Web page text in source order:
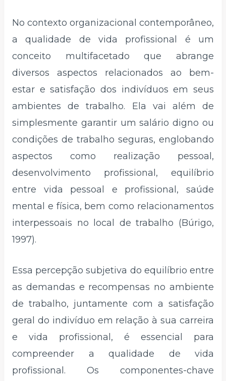
No contexto organizacional contemporâneo,
a qualidade de vida profissional é um
conceito multifacetado que abrange
diversos aspectos relacionados ao bem-
estar e satisfação dos indivíduos em seus
ambientes de trabalho. Ela vai além de
simplesmente garantir um salário digno ou
condições de trabalho seguras, englobando
aspectos como realização pessoal,
desenvolvimento profissional, equilíbrio
entre vida pessoal e profissional, saúde
mental e física, bem como relacionamentos
interpessoais no local de trabalho (Búrigo,
1997).
Essa percepção subjetiva do equilíbrio entre
as demandas e recompensas no ambiente
de trabalho, juntamente com a satisfação
geral do indivíduo em relação à sua carreira
e vida profissional, é essencial para
compreender a qualidade de vida
profissional. Os componentes-chave